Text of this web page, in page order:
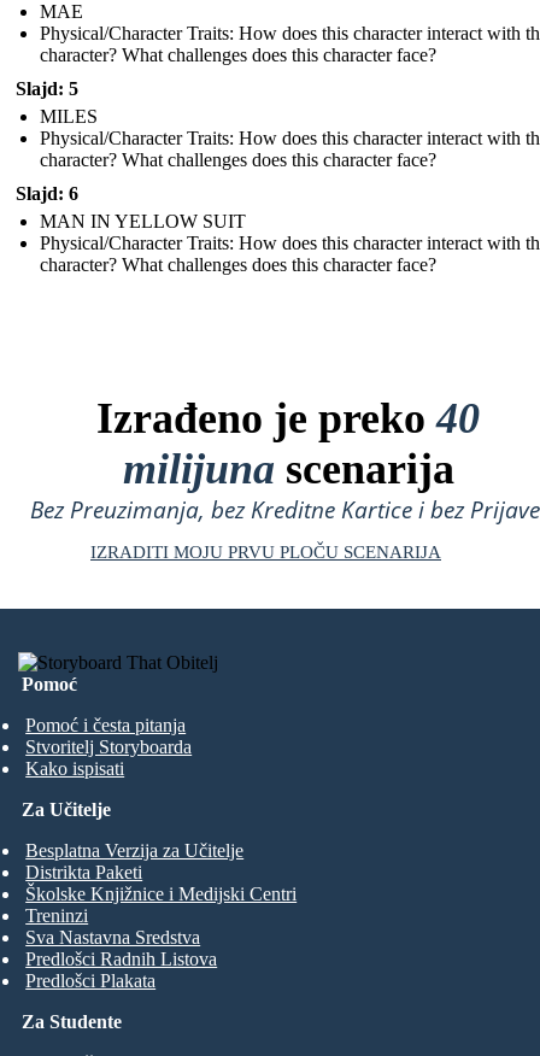
MAE
Physical/Character Traits: How does this character interact with
character? What challenges does this character face?
Slajd: 5
MILES
Physical/Character Traits: How does this character interact with
character? What challenges does this character face?
Slajd: 6
MAN IN YELLOW SUIT
Physical/Character Traits: How does this character interact with
character? What challenges does this character face?
Izrađeno je preko40
milijuna scenarija
Bez Preuzimanja, bez Kreditne Kartice i bez
IZRADITI MOJU PRVU PLOČU SCENARIJA
Pomoć
Pomoć i česta pitanja
Stvoritelj Storyboarda
Kako ispisati
Za Studente
Za Učitelje
Besplatna Verzija za Učitelje
Distrikta Paketi
Školske Knjižnice i Medijski Centri
Treninzi
Sva Nastavna Sredstva
Predlošci Radnih Listova
Predlošci Plakata